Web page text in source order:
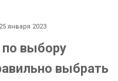
25 января 2023
выбору
выбрать